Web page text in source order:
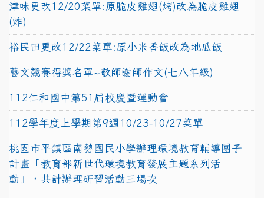
津味更改12/20菜單:原脆皮雞翅(烤)改為脆皮雞翅
(炸)
裕民田更改12/22菜單:原小米香飯改為地瓜飯
藝文競賽得獎名單~敬師謝師作文(七八年級)
112仁和國中第51屆校慶暨運動會
112學年度上學期第9週10/23-10/27菜單
桃園市平鎮區南勢國民小學辦理環境教育輔導團子
計畫「教育部新世代環境教育發展主題系列活
動」，共計辦理研習活動三場次